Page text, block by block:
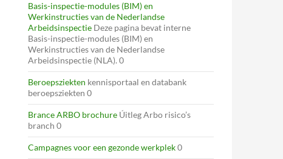
Basis-inspectie-modules (BIM) en
Werkinstructies van de Nederlandse
Arbeidsinspectie Deze pagina bevat interne
Basis-inspectie-modules (BIM) en
Werkinstructies van de Nederlandse
Arbeidsinspectie (NLA). 0
Beroepsziekten kennisportaal en databank
beroepsziekten 0
Brance ARBO brochure Úitleg Arbo risico’s
branch 0
Campagnes voor een gezonde werkplek0